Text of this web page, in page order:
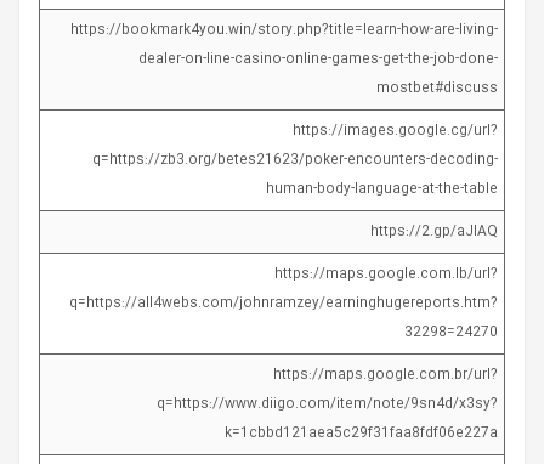
https://bookmark4you.win/story.php?title=learn-how-are-living-
dealer-on-line-casino-online-games-get-the-job-done-
mostbet#discuss
https://images.google.cg/url?
q=https://zb3.org/betes21623/poker-encounters-decoding-
human-body-language-at-the-table
https://2.gp/aJlAQ
https://maps.google.com.lb/url?
q=https://all4webs.com/johnramzey/earninghugereports.htm?
32298=24270
https://maps.google.com.br/url?
q=https://www.diigo.com/item/note/9sn4d/x3sy?
k=1cbbd121aea5c29f31faa8fdf06e227a